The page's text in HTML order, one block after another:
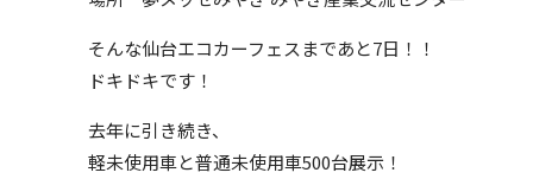
そんな仙台エコカーフェスまであと7日！！
ドキドキです！
去年に引き続き、
軽未使用車と普通未使用車500台展示！